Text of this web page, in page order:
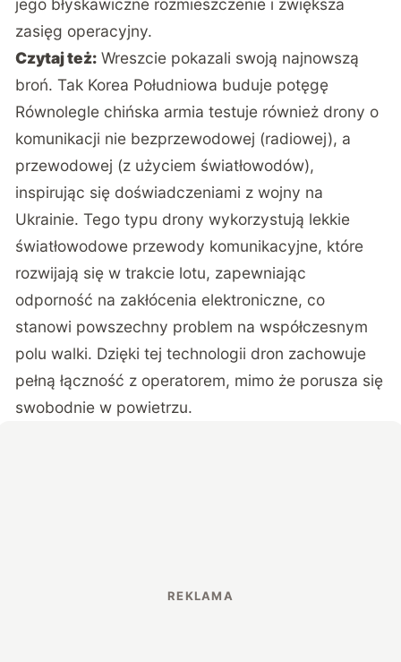
jego błyskawiczne rozmieszczenie i zwiększa
zasięg operacyjny.
Czytaj też: Wreszcie pokazali swoją najnowszą
broń. Tak Korea Południowa buduje potęgę
Równolegle chińska armia testuje również drony o
komunikacji nie bezprzewodowej (radiowej), a
przewodowej (z użyciem światłowodów),
inspirując się doświadczeniami z wojny na
Ukrainie. Tego typu drony wykorzystują lekkie
światłowodowe przewody komunikacyjne, które
rozwijają się w trakcie lotu, zapewniając
odporność na zakłócenia elektroniczne, co
stanowi powszechny problem na współczesnym
polu walki. Dzięki tej technologii dron zachowuje
pełną łączność z operatorem, mimo że porusza się
swobodnie w powietrzu.